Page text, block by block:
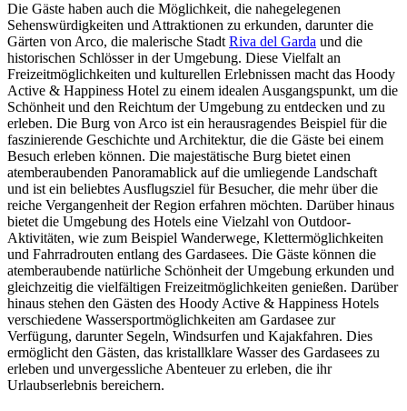
Die Gäste haben auch die Möglichkeit, die nahegelegenen
Sehenswürdigkeiten und Attraktionen zu erkunden, darunter die
Gärten von Arco, die malerische Stadt Riva del Garda und die
historischen Schlösser in der Umgebung. Diese Vielfalt an
Freizeitmöglichkeiten und kulturellen Erlebnissen macht das Hoody
Active & Happiness Hotel zu einem idealen Ausgangspunkt, um die
Schönheit und den Reichtum der Umgebung zu entdecken und zu
erleben. Die Burg von Arco ist ein herausragendes Beispiel für die
faszinierende Geschichte und Architektur, die die Gäste bei einem
Besuch erleben können. Die majestätische Burg bietet einen
atemberaubenden Panoramablick auf die umliegende Landschaft
und ist ein beliebtes Ausflugsziel für Besucher, die mehr über die
reiche Vergangenheit der Region erfahren möchten. Darüber hinaus
bietet die Umgebung des Hotels eine Vielzahl von Outdoor-
Aktivitäten, wie zum Beispiel Wanderwege, Klettermöglichkeiten
und Fahrradrouten entlang des Gardasees. Die Gäste können die
atemberaubende natürliche Schönheit der Umgebung erkunden und
gleichzeitig die vielfältigen Freizeitmöglichkeiten genießen. Darüber
hinaus stehen den Gästen des Hoody Active & Happiness Hotels
verschiedene Wassersportmöglichkeiten am Gardasee zur
Verfügung, darunter Segeln, Windsurfen und Kajakfahren. Dies
ermöglicht den Gästen, das kristallklare Wasser des Gardasees zu
erleben und unvergessliche Abenteuer zu erleben, die ihr
Urlaubserlebnis bereichern.